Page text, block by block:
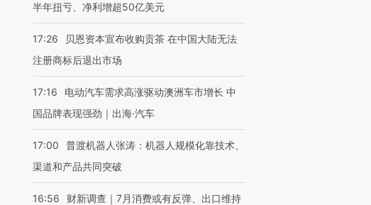
半年扭亏、净利增超50亿美元
17:26
贝恩资本宣布收购贡茶 在中国大陆无法
注册商标后退出市场
17:16
电动汽车需求高涨驱动澳洲车市增长 中
国品牌表现强劲｜出海·汽车
17:00
普渡机器人张涛：机器人规模化靠技术、
渠道和产品共同突破
16:56
财新调查｜7月消费或有反弹、出口维持